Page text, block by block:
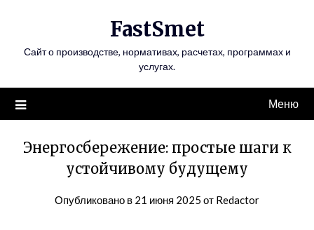
FastSmet
Сайт о производстве, нормативах, расчетах, программах и
услугах.
Меню
Энергосбережение: простые шаги к
устойчивому будущему
Опубликовано в 21 июня 2025 от Redactor